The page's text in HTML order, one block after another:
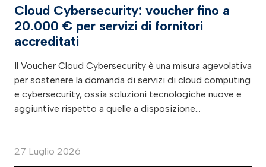
Cloud Cybersecurity: voucher fino a
20.000 € per servizi di fornitori
accreditati
Il Voucher Cloud Cybersecurity è una misura agevolativa
per sostenere la domanda di servizi di cloud computing
e cybersecurity, ossia soluzioni tecnologiche nuove e
aggiuntive rispetto a quelle a disposizione…
27 Luglio 2026